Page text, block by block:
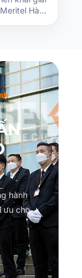
Hà…
hành
ưu cho